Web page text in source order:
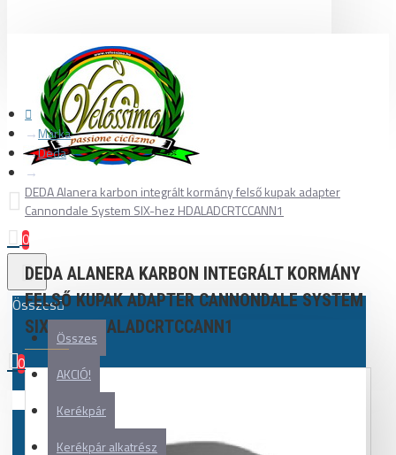
0
Összes
Összes
AKCIÓ!
Kerékpár
Kerékpár alkatrész
0
Márka
Deda
DEDA Alanera karbon integrált kormány felső kupak adapter
Cannondale System SIX-hez HDALADCRTCCANN1
DEDA ALANERA KARBON INTEGRÁLT KORMÁNY
FELSŐ KUPAK ADAPTER CANNONDALE SYSTEM
SIX-HEZ HDALADCRTCCANN1